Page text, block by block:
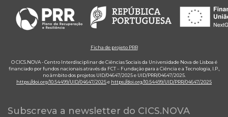
Ficha de projeto PRR
O CICS.NOVA - Centro Interdisciplinar de Ciências Sociais da Universidade Nova de Lisboa é
financiado por fundos nacionais através da FCT – Fundação para a Ciência e a Tecnologia, I.P.,
no âmbito dos projetos UID/04647/2025 e UID/PRR/04647/2025.
https://doi.org/10.54499/UID/04647/2025e https://doi.org/10.54499/UID/PRR/04647/2025
Subscreva a newsletter do CICS.NOVA